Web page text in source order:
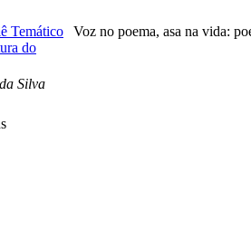
Temático
do
Voz no poema, asa na vida:
Silva